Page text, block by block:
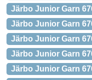
Järbo Junior Garn
Järbo Junior Garn
Järbo Junior Garn
Järbo Junior Garn
Järbo Junior Garn